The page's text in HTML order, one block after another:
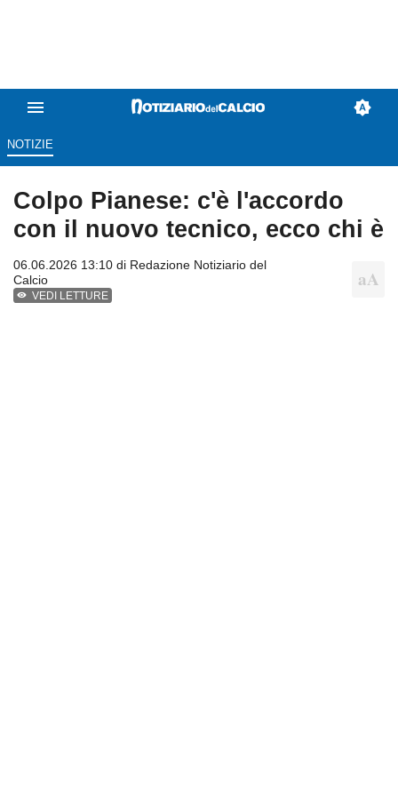
NOTIZIE
Colpo Pianese: c'è l'accordo
con il nuovo tecnico, ecco chi è
06.06.2026 13:10 di Redazione Notiziario del
Calcio
VEDI LETTURE